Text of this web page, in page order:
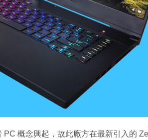
概念興起，故此廠方在最新引入的